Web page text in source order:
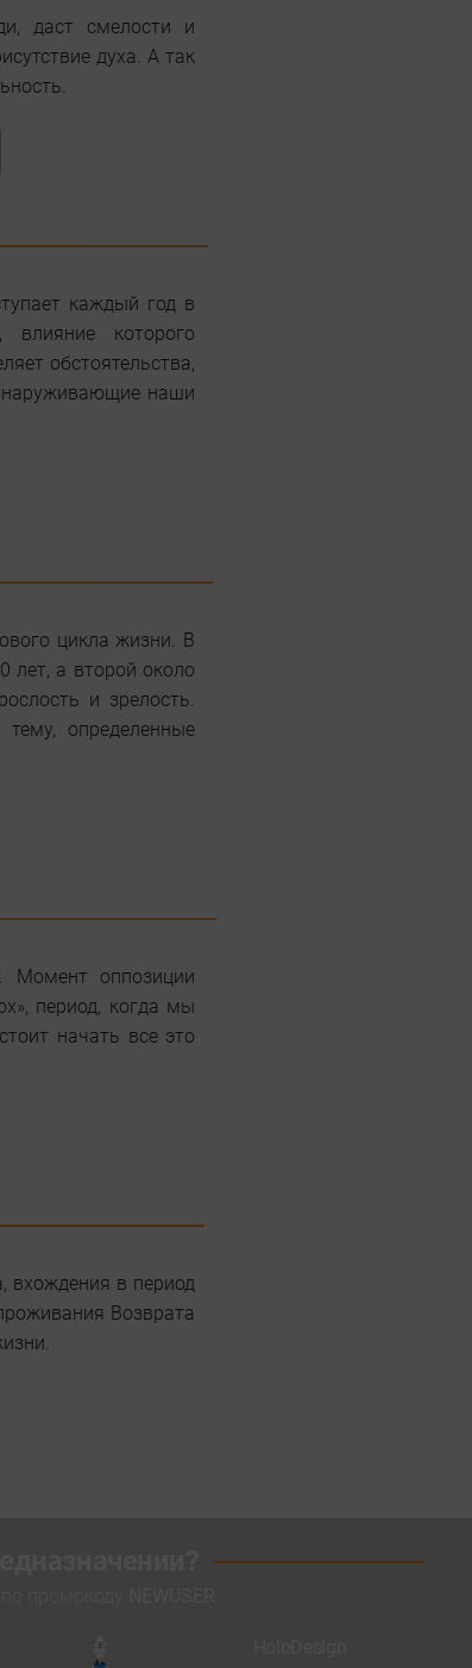
даст смелости и
духа. А так
каждый год в
которого
обстоятельства,
наши
цикла жизни. В
лет, а второй около
и зрелость.
определенные
Момент оппозиции
период, когда мы
начать все это
вхождения в период
Возврата